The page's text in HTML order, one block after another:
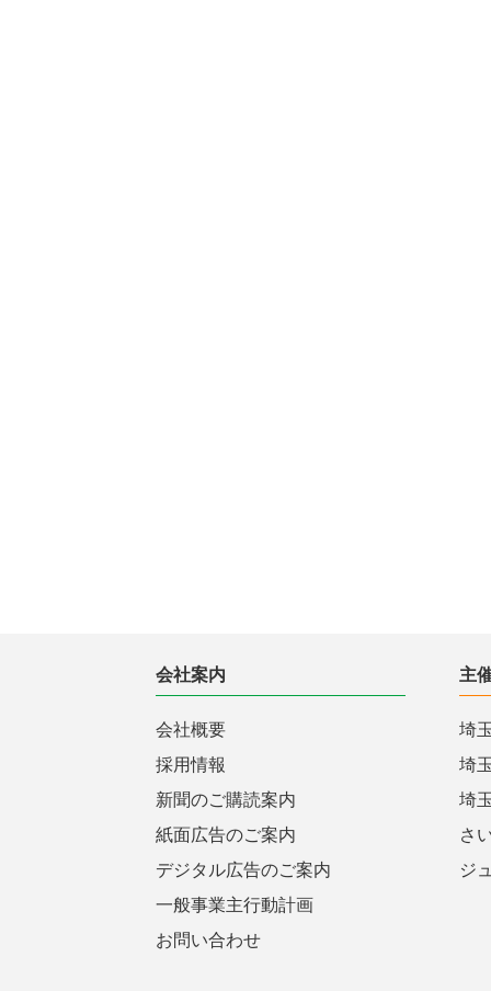
会社案内
会社概要
採用情報
新聞のご購読案内
紙面広告のご案内
デジタル広告のご案内
一般事業主行動計画
お問い合わせ
主
埼
埼
埼
さ
ジ